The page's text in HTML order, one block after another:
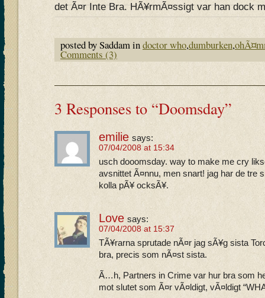
det Ã¤r Inte Bra. HÃ¥rmÃ¤ssigt var han dock
posted by Saddam indoctor who,dumburken,
Comments (3)
3 Responses to “Doomsday”
emilie says:
07/04/2008 at 15:34
usch dooomsday. way to make me cry
avsnittet Ã¤nnu, men snart! jag har de tre
kolla pÃ¥ ocksÃ¥.
Love says:
07/04/2008 at 15:37
TÃ¥rarna sprutade nÃ¤r jag sÃ¥g sista
bra, precis som nÃ¤st sista.
Ã…h, Partners in Crime var hur bra som
mot slutet som Ã¤r vÃ¤ldigt, vÃ¤ldigt